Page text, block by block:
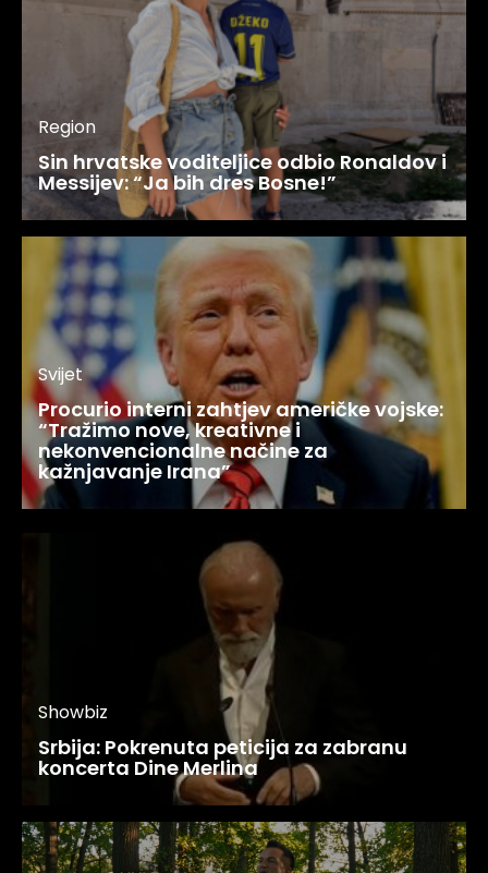
Region
Sin hrvatske voditeljice odbio Ronaldov i
Messijev: “Ja bih dres Bosne!”
Svijet
Procurio interni zahtjev američke vojske:
“Tražimo nove, kreativne i
nekonvencionalne načine za
kažnjavanje Irana”
Showbiz
Srbija: Pokrenuta peticija za zabranu
koncerta Dine Merlina